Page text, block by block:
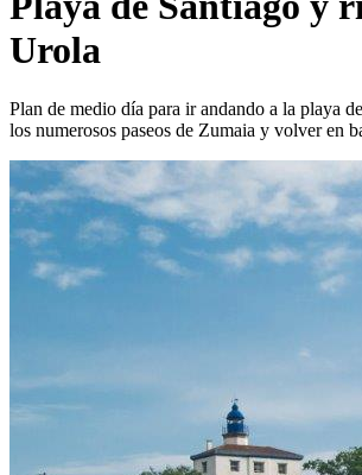
Urola
Plan de medio día para ir andando a la playa
los numerosos paseos de Zumaia y volver en